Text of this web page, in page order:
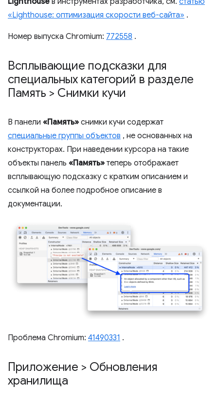
«Lighthouse: оптимизация скорости веб-сайта» .
Номер выпуска Chromium: 772558 .
Всплывающие подсказки для
специальных категорий в разделе
Память > Снимки кучи
В панели «Память» снимки кучи содержат
специальные группы объектов , не основанных на
конструкторах. При наведении курсора на такие
объекты панель «Память» теперь отображает
всплывающую подсказку с кратким описанием и
ссылкой на более подробное описание в
документации.
Проблема Chromium: 41490331 .
Приложение > Обновления
хранилища